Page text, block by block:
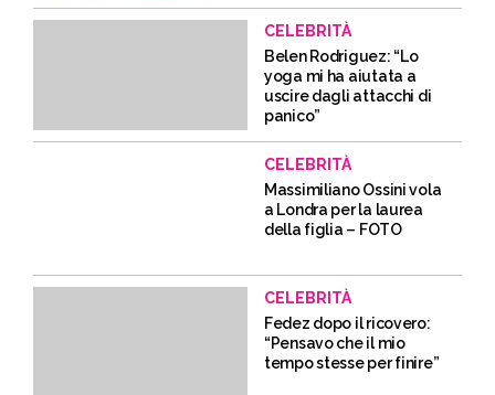
CELEBRITÀ
Belen Rodriguez: “Lo
yoga mi ha aiutata a
uscire dagli attacchi di
panico”
CELEBRITÀ
Massimiliano Ossini vola
a Londra per la laurea
della figlia – FOTO
CELEBRITÀ
Fedez dopo il ricovero:
“Pensavo che il mio
tempo stesse per finire”